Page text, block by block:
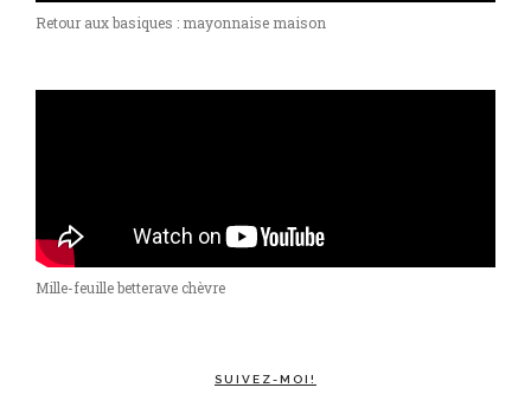
Retour aux basiques : mayonnaise maison
Mille-feuille betterave chèvre
SUIVEZ-MOI!